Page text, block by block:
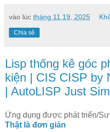
vào lúc tháng 11 19, 2025
Chia sẻ
Lisp thống kê góc
kiện | CIS CISP by
| AutoLISP Just
Ứng dụng được phát triển/
Thật là đơn giản